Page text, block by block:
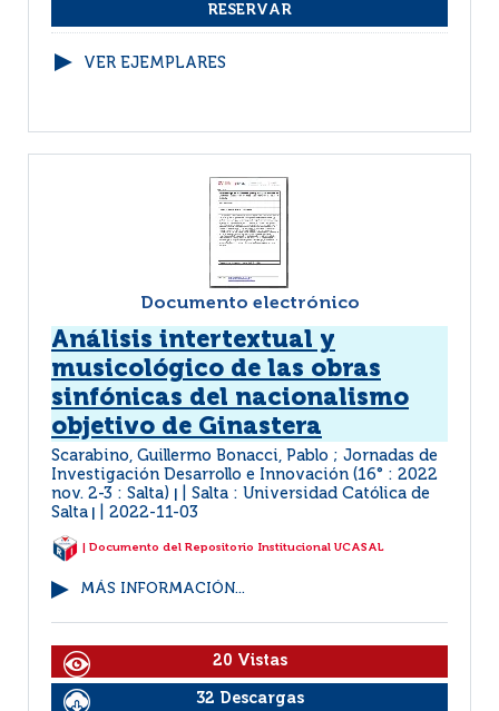
VER EJEMPLARES
Documento electrónico
Análisis intertextual y
musicológico de las obras
sinfónicas del nacionalismo
objetivo de Ginastera
Scarabino, Guillermo Bonacci, Pablo ; Jornadas de
Investigación Desarrollo e Innovación (16° : 2022
nov. 2-3 : Salta)
Salta : Universidad Católica de
Salta
2022-11-03
| Documento del Repositorio Institucional UCASAL
MÁS INFORMACIÓN...
20 Vistas
32 Descargas